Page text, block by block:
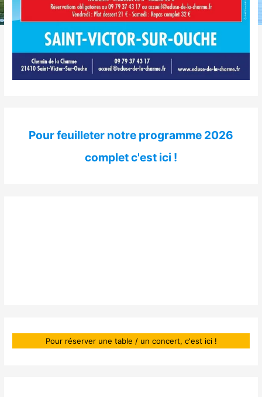
Pour feuilleter notre programme 2026
complet c'est ici !
Pour réserver une table / un concert, c'est ici !